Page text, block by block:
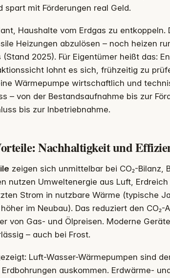
spart mit Förderungen real Geld.
Haushalte vom Erdgas zu entkoppeln.
Heizungen abzulösen – noch heizen
2025). Für Eigentümer heißt das:
lohnt es sich, frühzeitig zu
Wärmepumpe wirtschaftlich und
– von der Bestandsaufnahme bis zur
bis zur Inbetriebnahme.
Nachhaltigkeit und
zeigen sich unmittelbar bei CO₂-Bilanz,
nutzen Umweltenergie aus Luft,
Strom in nutzbare Wärme (typische
im Neubau). Das reduziert den
von Gas- und Ölpreisen. Moderne
– auch bei Frost.
Luft-Wasser-Wärmepumpen sind
auskommen. Erdwärme-